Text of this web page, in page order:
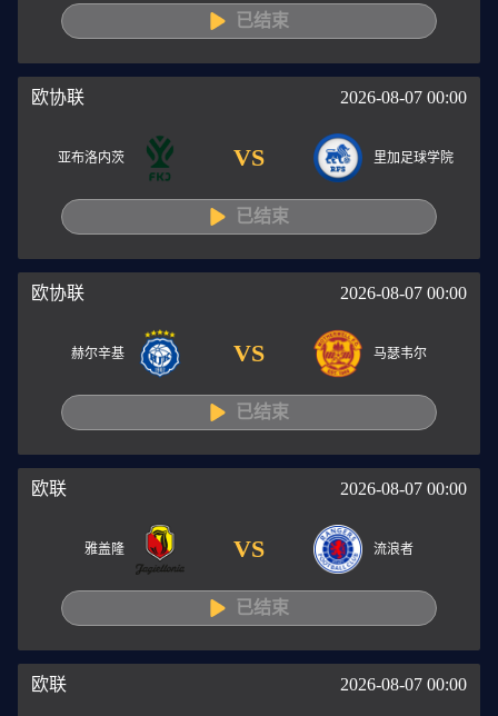
已结束
欧协联 2026-08-07 00:00
亚布洛内茨 VS 里加足球学院
已结束
欧协联 2026-08-07 00:00
赫尔辛基 VS 马瑟韦尔
已结束
欧联 2026-08-07 00:00
雅盖隆 VS 流浪者
已结束
欧联 2026-08-07 00:00